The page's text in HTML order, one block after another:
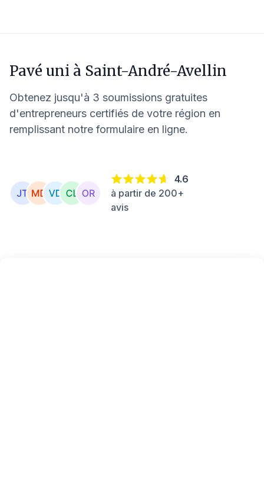
Pavé uni à Saint-André-Avellin
Obtenez jusqu'à 3 soumissions gratuites
d'entrepreneurs certifiés de votre région en
remplissant notre formulaire en ligne.
4.6
à partir de 200+
avis